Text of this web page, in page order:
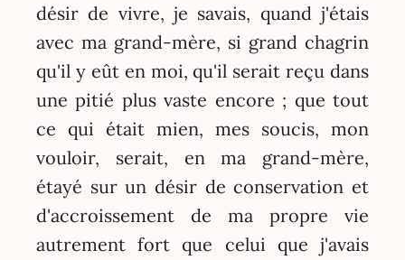
désir de vivre, je savais, quand j'étais
avec ma grand-mère, si grand chagrin
qu'il y eût en moi, qu'il serait reçu dans
une pitié plus vaste encore ; que tout
ce qui était mien, mes soucis, mon
vouloir, serait, en ma grand-mère,
étayé sur un désir de conservation et
d'accroissement de ma propre vie
autrement fort que celui que j'avais